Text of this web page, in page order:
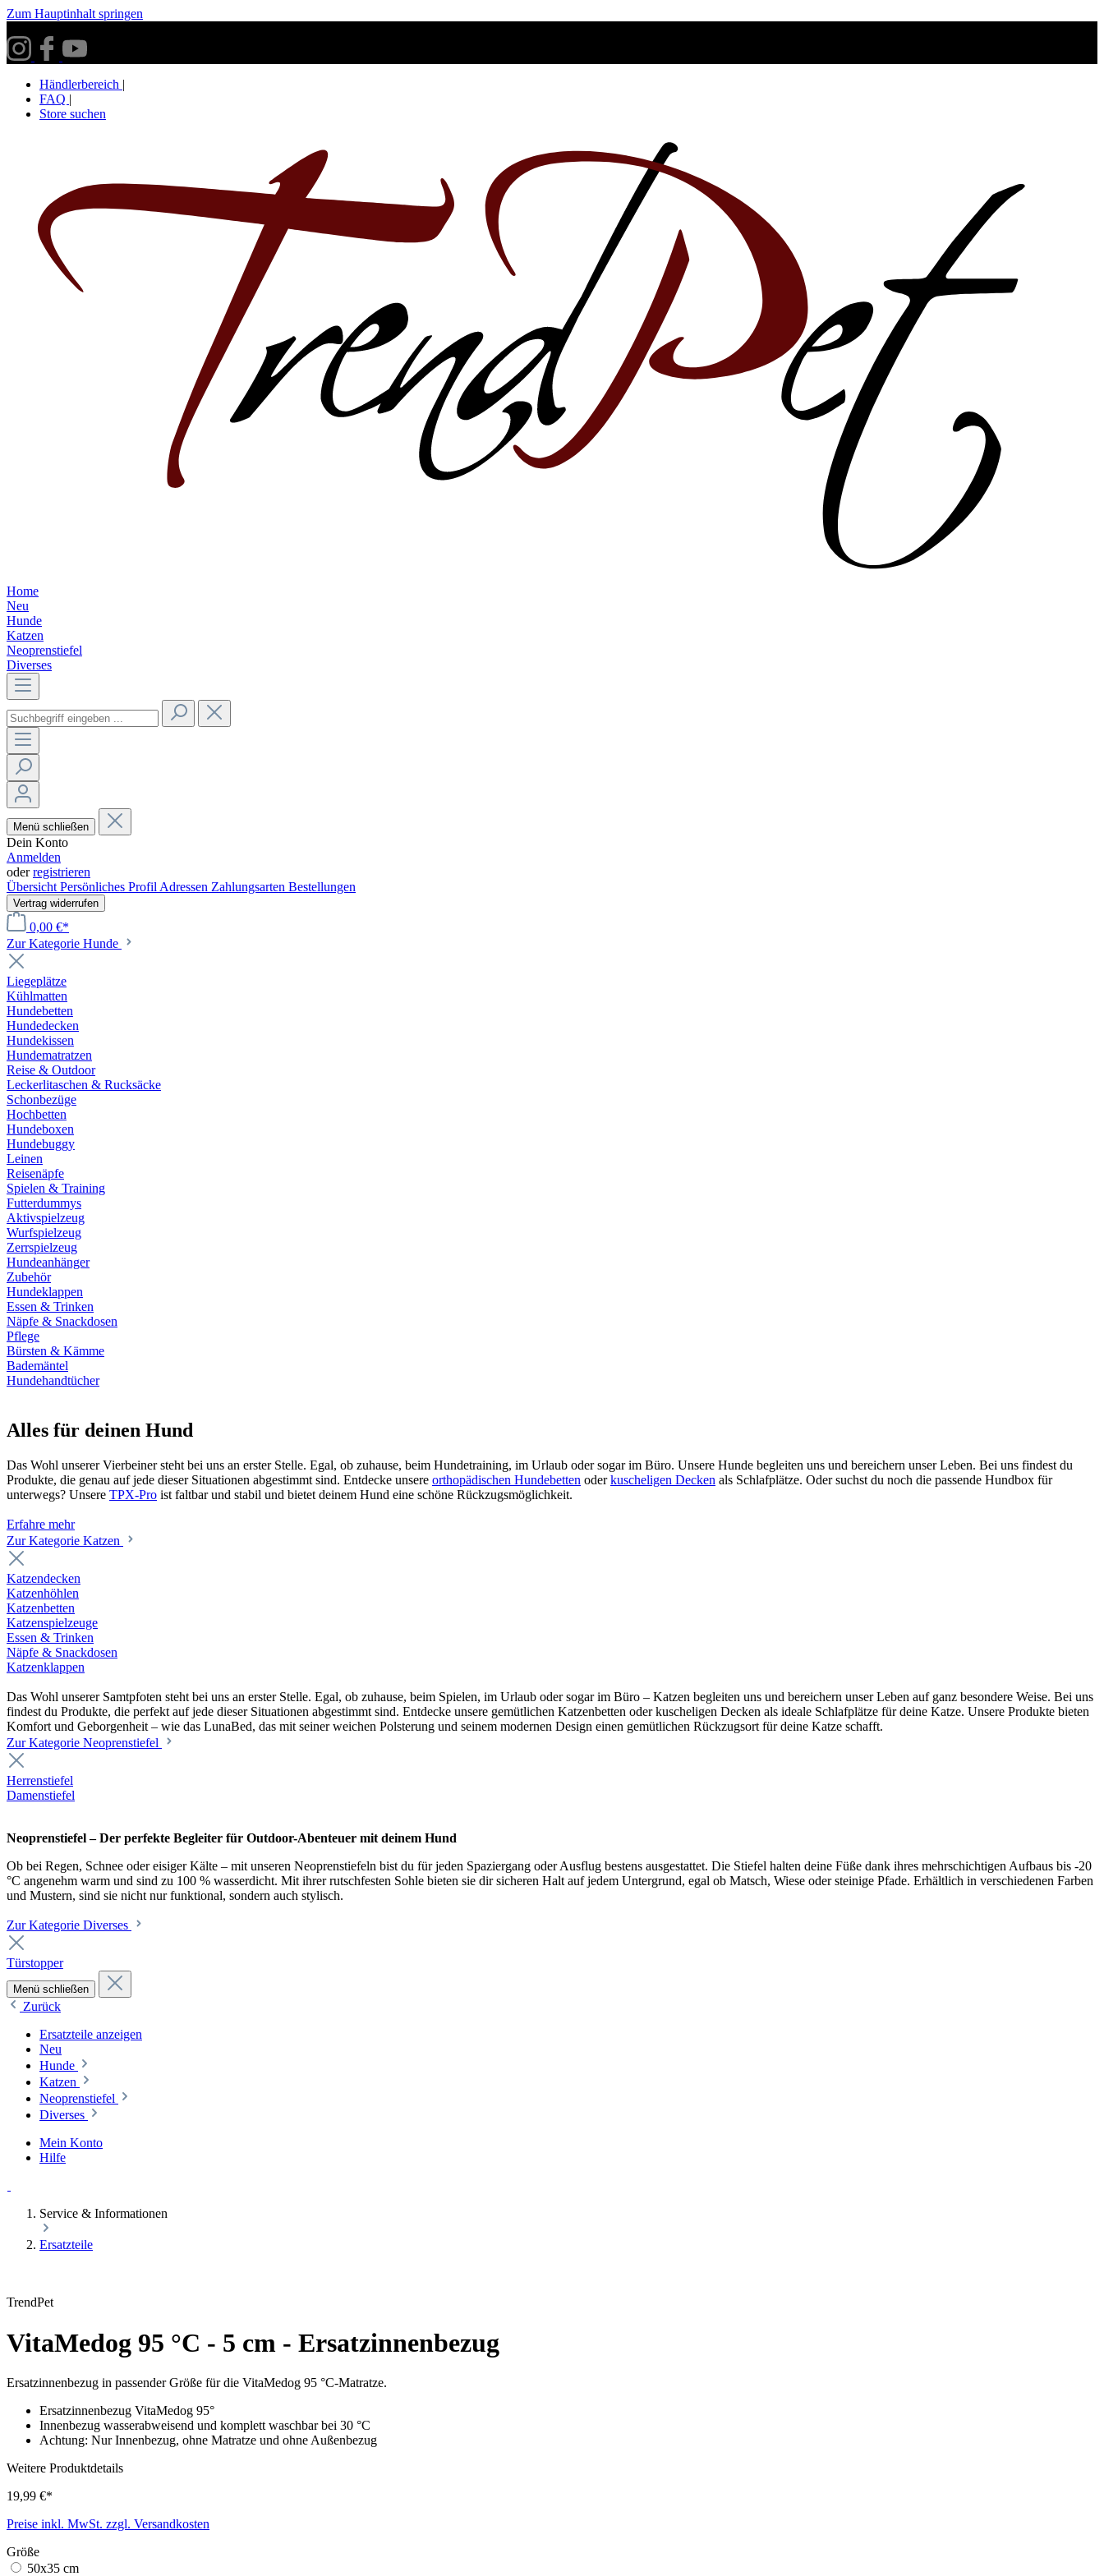
Zum Hauptinhalt springen
Händlerbereich |
FAQ |
Store suchen
Home
Neu
Hunde
Katzen
Neoprenstiefel
Diverses
Menü schließen
Dein Konto
Anmelden
oderregistrieren
ÜbersichtPersönliches ProfilAdressen Zahlungsarten Bestellungen
Vertrag widerrufen
0,00 €*
Zur Kategorie Hunde
Liegeplätze
Kühlmatten
Hundebetten
Hundedecken
Hundekissen
Hundematratzen
Reise & Outdoor
Leckerlitaschen & Rucksäcke
Schonbezüge
Hochbetten
Hundeboxen
Hundebuggy
Leinen
Reisenäpfe
Spielen & Training
Futterdummys
Aktivspielzeug
Wurfspielzeug
Zerrspielzeug
Hundeanhänger
Zubehör
Hundeklappen
Essen & Trinken
Näpfe & Snackdosen
Pflege
Bürsten & Kämme
Bademäntel
Hundehandtücher
Alles für deinen Hund
Das Wohl unserer Vierbeiner steht bei uns an erster Stelle. Egal, ob zuhause, beim Hundetraining, im Urlaub oder sogar im Büro. Unsere Hunde begleiten uns und bereichern unser Leben. Bei uns findest du
Produkte, die genau auf jede dieser Situationen abgestimmt sind. Entdecke unsere orthopädischen Hundebetten oderkuscheligen Decken als Schlafplätze. Oder suchst du noch die passende Hundbox für
unterwegs? Unsere TPX-Pro ist faltbar und stabil und bietet deinem Hund eine schöne Rückzugsmöglichkeit.
Erfahre mehr
Zur Kategorie Katzen
Katzendecken
Katzenhöhlen
Katzenbetten
Katzenspielzeuge
Essen & Trinken
Näpfe & Snackdosen
Katzenklappen
Das Wohl unserer Samtpfoten steht bei uns an erster Stelle. Egal, ob zuhause, beim Spielen, im Urlaub oder sogar im Büro – Katzen begleiten uns und bereichern unser Leben auf ganz besondere Weise. Bei uns
findest du Produkte, die perfekt auf jede dieser Situationen abgestimmt sind. Entdecke unsere gemütlichen Katzenbetten oder kuscheligen Decken als ideale Schlafplätze für deine Katze. Unsere Produkte bieten
Komfort und Geborgenheit – wie das LunaBed, das mit seiner weichen Polsterung und seinem modernen Design einen gemütlichen Rückzugsort für deine Katze schafft.
Zur Kategorie Neoprenstiefel
Herrenstiefel
Damenstiefel
Neoprenstiefel – Der perfekte Begleiter für Outdoor-Abenteuer mit deinem Hund
Ob bei Regen, Schnee oder eisiger Kälte – mit unseren Neoprenstiefeln bist du für jeden Spaziergang oder Ausflug bestens ausgestattet. Die Stiefel halten deine Füße dank ihres mehrschichtigen Aufbaus bis -20
°C angenehm warm und sind zu 100 % wasserdicht. Mit ihrer rutschfesten Sohle bieten sie dir sicheren Halt auf jedem Untergrund, egal ob Matsch, Wiese oder steinige Pfade. Erhältlich in verschiedenen Farben
und Mustern, sind sie nicht nur funktional, sondern auch stylisch.
Zur Kategorie Diverses
Türstopper
Menü schließen
Zurück
Ersatzteile anzeigen
Neu
Hunde
Katzen
Neoprenstiefel
Diverses
Mein Konto
Hilfe
Service & Informationen
Ersatzteile
TrendPet
VitaMedog 95 °C - 5 cm - Ersatzinnenbezug
Ersatzinnenbezug in passender Größe für die VitaMedog 95 °C-Matratze.
Ersatzinnenbezug VitaMedog 95°
Innenbezug wasserabweisend und komplett waschbar bei 30 °C
Achtung: Nur Innenbezug, ohne Matratze und ohne Außenbezug
Weitere Produktdetails
19,99 €*
Preise inkl. MwSt. zzgl. Versandkosten
Größe
50x35 cm